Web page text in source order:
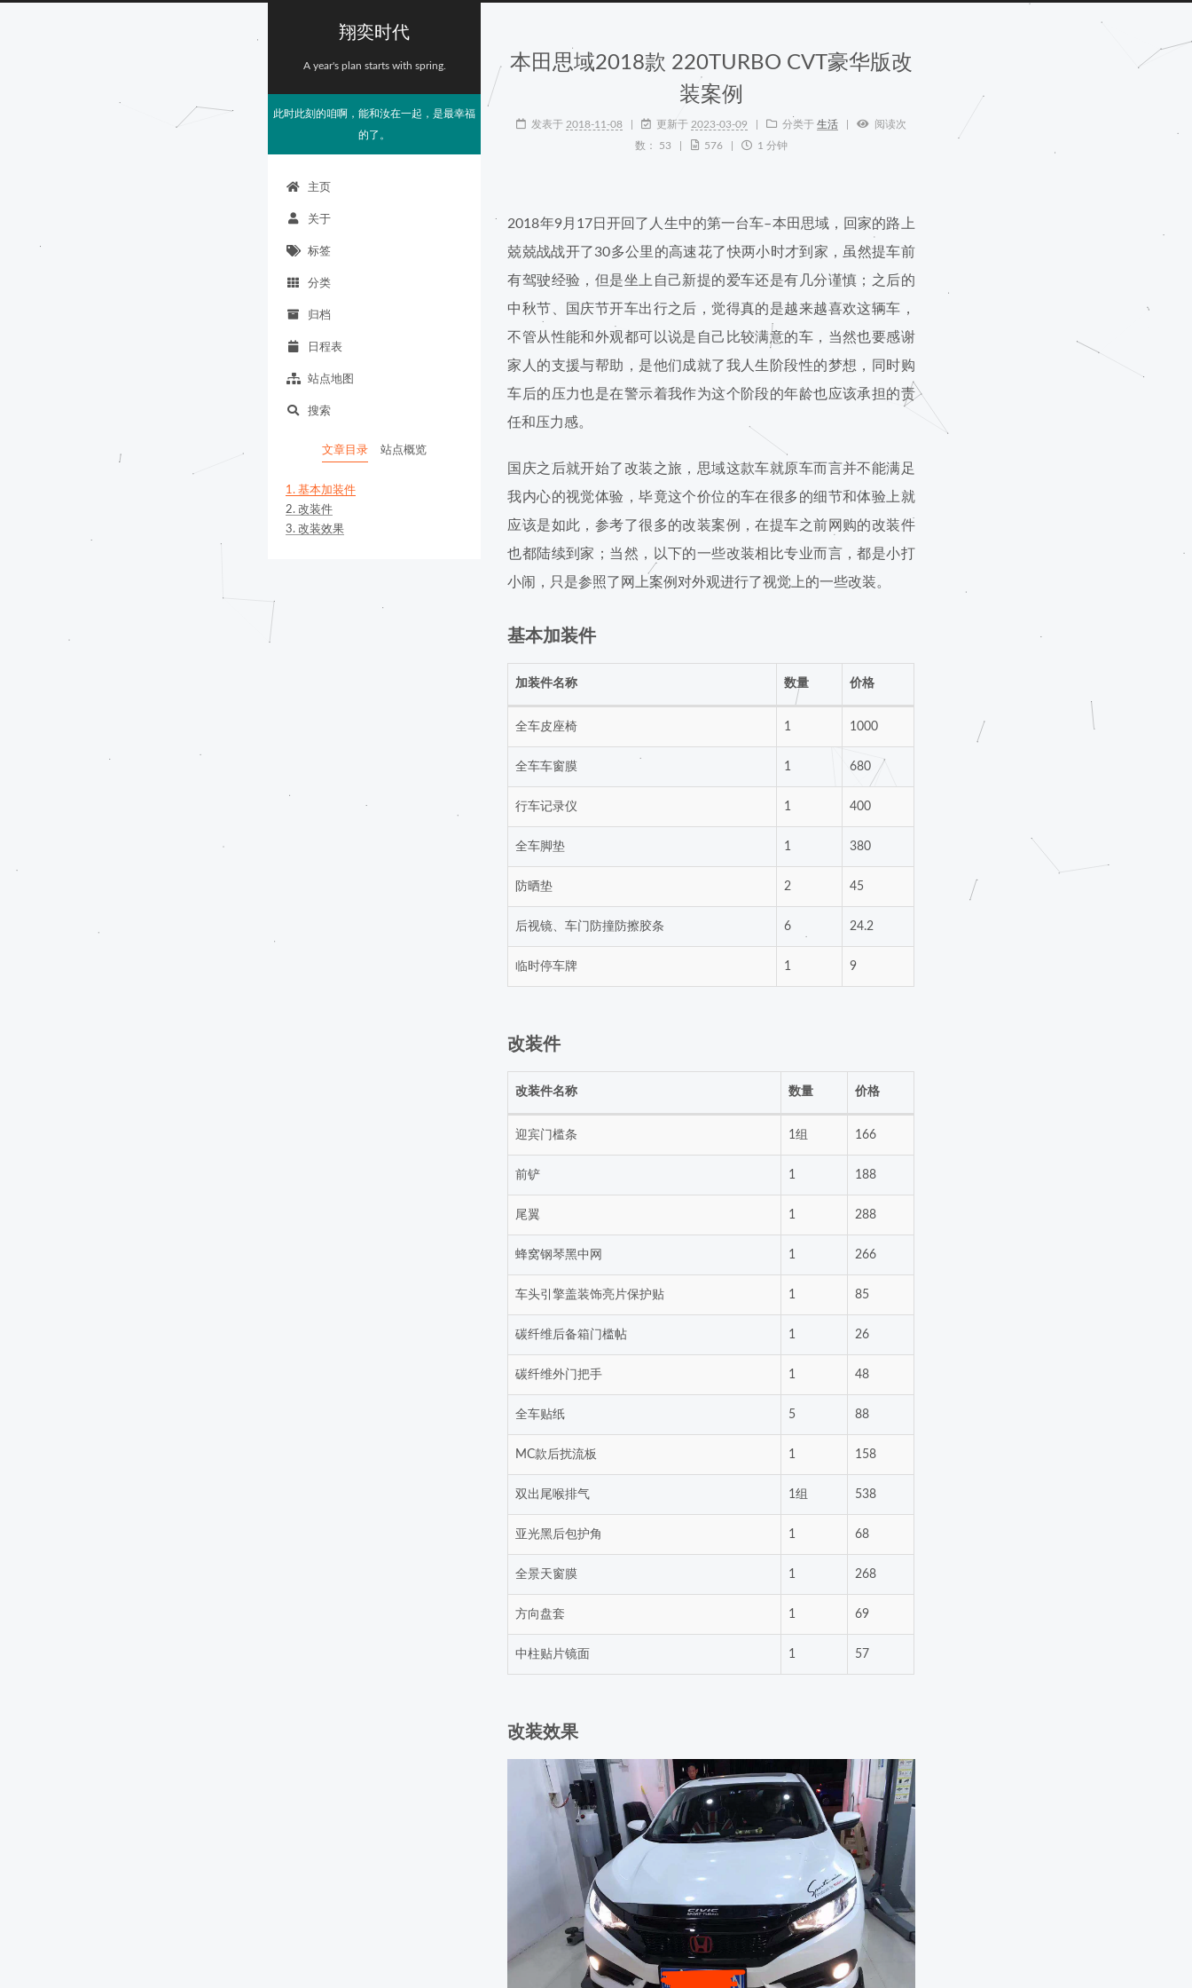
翔奕时代
A year's plan starts with spring.
此时此刻的咱啊，能和汝在一起，是最幸福
的了。
主页
关于
标签
分类
归档
日程表
站点地图
搜索
本田思域2018款 220TURBO CVT豪华版改
装案例
发表于 2018-11-08 更新于 2023-03-09 分类于 生活
阅读次
数：
53 576 1 分钟
2018年9月17日开回了人生中的第一台车–本田思域，回家的路上
兢兢战战开了30多公里的高速花了快两小时才到家，虽然提车前
有驾驶经验，但是坐上自己新提的爱车还是有几分谨慎；之后的
中秋节、国庆节开车出行之后，觉得真的是越来越喜欢这辆车，
不管从性能和外观都可以说是自己比较满意的车，当然也要感谢
家人的支援与帮助，是他们成就了我人生阶段性的梦想，同时购
车后的压力也是在警示着我作为这个阶段的年龄也应该承担的责
任和压力感。
国庆之后就开始了改装之旅，思域这款车就原车而言并不能满足
我内心的视觉体验，毕竟这个价位的车在很多的细节和体验上就
应该是如此，参考了很多的改装案例，在提车之前网购的改装件
也都陆续到家；当然，以下的一些改装相比专业而言，都是小打
小闹，只是参照了网上案例对外观进行了视觉上的一些改装。
基本加装件
加装件名称 数量 价格
全车皮座椅 1 1000
全车车窗膜 1 680
行车记录仪 1 400
全车脚垫 1 380
防晒垫 2 45
后视镜、车门防撞防擦胶条 6 24.2
临时停车牌 1 9
改装件
改装件名称 数量 价格
迎宾门槛条 1组 166
前铲 1 188
尾翼 1 288
蜂窝钢琴黑中网 1 266
车头引擎盖装饰亮片保护贴 1 85
碳纤维后备箱门槛帖 1 26
碳纤维外门把手 1 48
全车贴纸 5 88
MC款后扰流板 1 158
双出尾喉排气 1组 538
亚光黑后包护角 1 68
全景天窗膜 1 268
方向盘套 1 69
中柱贴片镜面 1 57
改装效果
文章目录 站点概览
1. 基本加装件
2. 改装件
3. 改装效果